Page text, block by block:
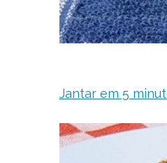
Jantar em 5